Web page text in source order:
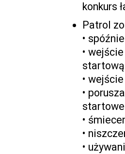
konkurs
Patrol
•
•
startową
•
•
•
•
•